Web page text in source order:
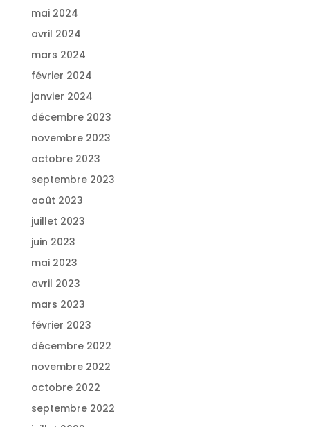
mai 2024
avril 2024
mars 2024
février 2024
janvier 2024
décembre 2023
novembre 2023
octobre 2023
septembre 2023
août 2023
juillet 2023
juin 2023
mai 2023
avril 2023
mars 2023
février 2023
décembre 2022
novembre 2022
octobre 2022
septembre 2022